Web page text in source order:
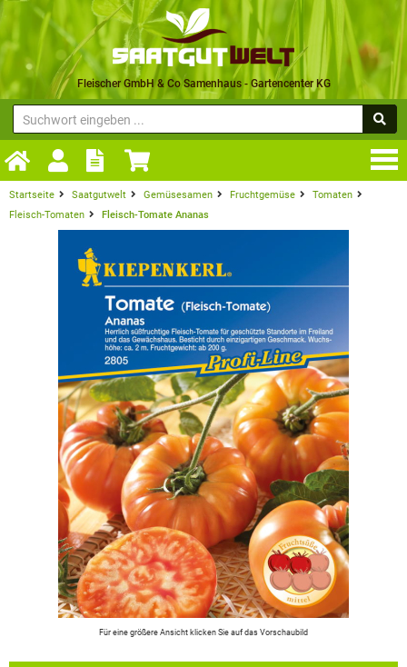
Fleischer GmbH & Co Samenhaus - Gartencenter KG
Startseite Saatgutwelt Gemüsesamen Fruchtgemüse
Tomaten
Fleisch-Tomaten
Fleisch-Tomate Ananas
Für eine größere Ansicht klicken Sie auf das Vorschaubild